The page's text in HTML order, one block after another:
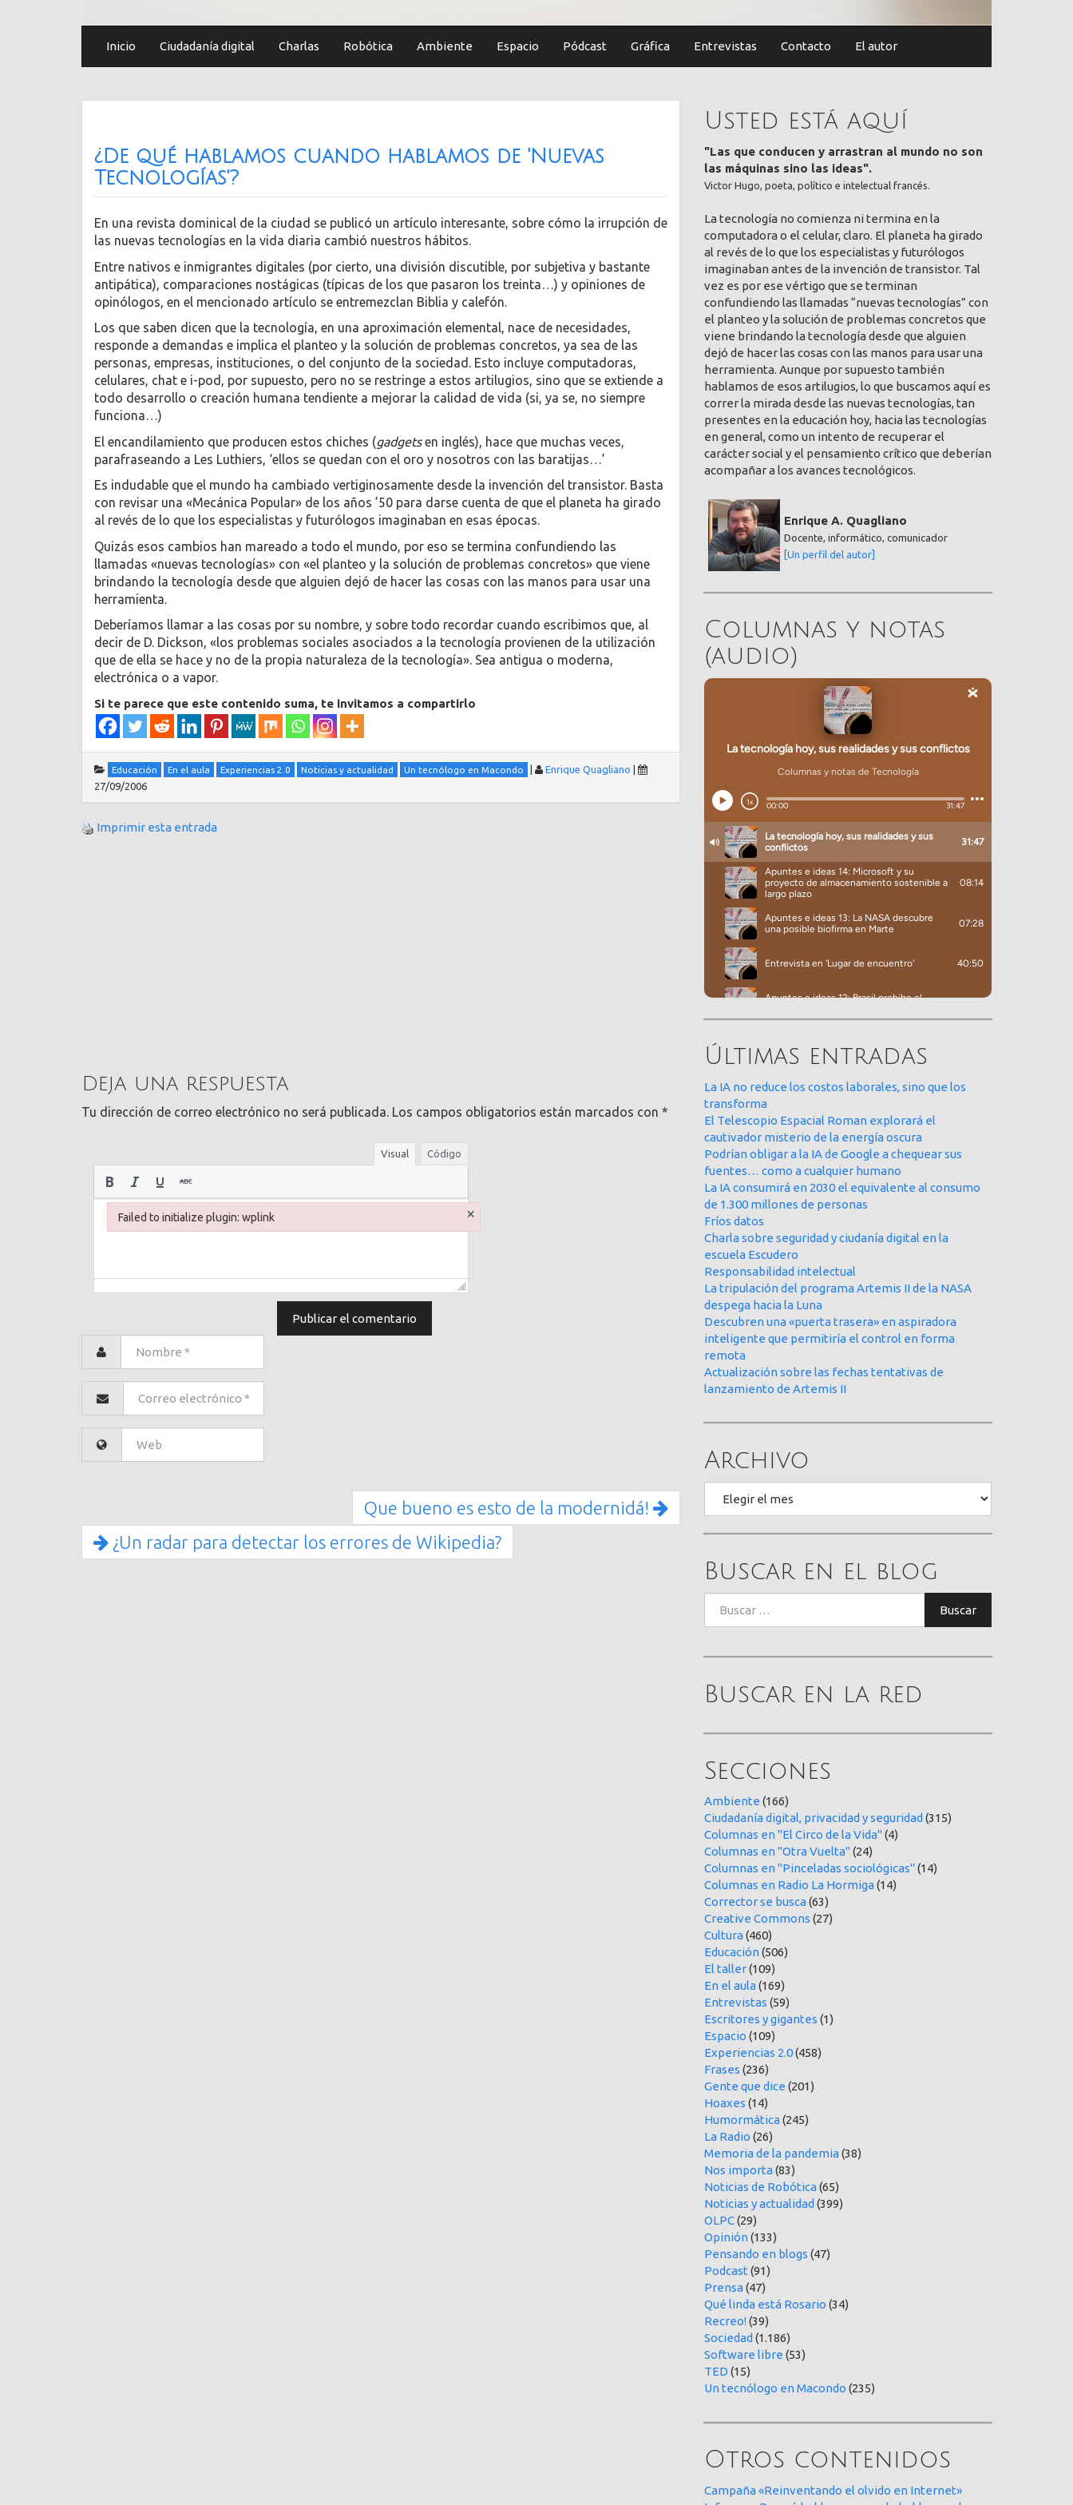
Inicio Ciudadanía digital Charlas Robótica Ambiente Espacio Pódcast Gráfica Entrevistas Contacto El autor
¿De qué hablamos cuando hablamos de 'Nuevas
Tecnologías'?
En una revista dominical de la ciudad se publicó un artículo interesante, sobre cómo la irrupción de
las nuevas tecnologías en la vida diaria cambió nuestros hábitos.
Entre nativos e inmigrantes digitales (por cierto, una división discutible, por subjetiva y bastante
antipática), comparaciones nostágicas (típicas de los que pasaron los treinta…) y opiniones de
opinólogos, en el mencionado artículo se entremezclan Biblia y calefón.
Los que saben dicen que la tecnología, en una aproximación elemental, nace de necesidades,
responde a demandas e implica el planteo y la solución de problemas concretos, ya sea de las
personas, empresas, instituciones, o del conjunto de la sociedad. Esto incluye computadoras,
celulares, chat e i-pod, por supuesto, pero no se restringe a estos artilugios, sino que se extiende a
todo desarrollo o creación humana tendiente a mejorar la calidad de vida (si, ya se, no siempre
funciona…)
El encandilamiento que producen estos chiches (gadgetsen inglés), hace que muchas veces,
parafraseando a Les Luthiers, ‘ellos se quedan con el oro y nosotros con las baratijas…’
Es indudable que el mundo ha cambiado vertiginosamente desde la invención del transistor. Basta
con revisar una «Mecánica Popular» de los años ’50 para darse cuenta de que el planeta ha girado
al revés de lo que los especialistas y futurólogos imaginaban en esas épocas.
Quizás esos cambios han mareado a todo el mundo, por eso se termina confundiendo las
llamadas «nuevas tecnologías» con «el planteo y la solución de problemas concretos» que viene
brindando la tecnología desde que alguien dejó de hacer las cosas con las manos para usar una
herramienta.
Deberíamos llamar a las cosas por su nombre, y sobre todo recordar cuando escribimos que, al
decir de D. Dickson, «los problemas sociales asociados a la tecnología provienen de la utilización
que de ella se hace y no de la propia naturaleza de la tecnología». Sea antigua o moderna,
electrónica o a vapor.
Si te parece que este contenido suma, te invitamos a compartirlo
Educación En el aula Experiencias 2.0 Noticias y actualidad Un tecnólogo en Macondo | Enrique Quagliano |
27/09/2006
Imprimir esta entrada
Deja una respuesta
Tu dirección de correo electrónico no será publicada. Los campos obligatorios están marcados con *
Visual Código
Que bueno es esto de la modernidá!
¿Un radar para detectar los errores de Wikipedia?
Usted está aquí
"Las que conducen y arrastran al mundo no son
las máquinas sino las ideas".
Victor Hugo, poeta, político e intelectual francés.
La tecnología no comienza ni termina en la
computadora o el celular, claro. El planeta ha girado
al revés de lo que los especialistas y futurólogos
imaginaban antes de la invención de transistor. Tal
vez es por ese vértigo que se terminan
confundiendo las llamadas “nuevas tecnologías” con
el planteo y la solución de problemas concretos que
viene brindando la tecnología desde que alguien
dejó de hacer las cosas con las manos para usar una
herramienta. Aunque por supuesto también
hablamos de esos artilugios, lo que buscamos aquí es
correr la mirada desde las nuevas tecnologías, tan
presentes en la educación hoy, hacia las tecnologías
en general, como un intento de recuperar el
carácter social y el pensamiento crítico que deberían
acompañar a los avances tecnológicos.
Enrique A. Quagliano
Docente, informático, comunicador
[Un perfil del autor]
Columnas y notas
(audio)
Últimas entradas
La IA no reduce los costos laborales, sino que los
transforma
El Telescopio Espacial Roman explorará el
cautivador misterio de la energía oscura
Podrían obligar a la IA de Google a chequear sus
fuentes… como a cualquier humano
La IA consumirá en 2030 el equivalente al consumo
de 1.300 millones de personas
Fríos datos
Charla sobre seguridad y ciudanía digital en la
escuela Escudero
Responsabilidad intelectual
La tripulación del programa Artemis II de la NASA
despega hacia la Luna
Descubren una «puerta trasera» en aspiradora
inteligente que permitiría el control en forma
remota
Actualización sobre las fechas tentativas de
lanzamiento de Artemis II
Archivo
Buscar en el blog
Buscar
Buscar en la red
Secciones
Ambiente (166)
Ciudadanía digital, privacidad y seguridad (315)
Columnas en "El Circo de la Vida"(4)
Columnas en "Otra Vuelta"(24)
Columnas en "Pinceladas sociológicas"(14)
Columnas en Radio La Hormiga(14)
Corrector se busca(63)
Creative Commons (27)
Cultura(460)
Educación(506)
El taller(109)
En el aula(169)
Entrevistas (59)
Escritores y gigantes (1)
Espacio (109)
Experiencias 2.0(458)
Frases (236)
Gente que dice (201)
Hoaxes (14)
Humormática(245)
La Radio (26)
Memoria de la pandemia(38)
Nos importa(83)
Noticias de Robótica(65)
Noticias y actualidad (399)
OLPC(29)
Opinión(133)
Pensando en blogs (47)
Podcast (91)
Prensa(47)
Qué linda está Rosario (34)
Recreo!(39)
Sociedad (1.186)
Software libre (53)
TED (15)
Un tecnólogo en Macondo (235)
Otros contenidos
Campaña «Reinventando el olvido en Internet»
Failed to initialize plugin: wplink ×
Failed to initialize plugin: wplink